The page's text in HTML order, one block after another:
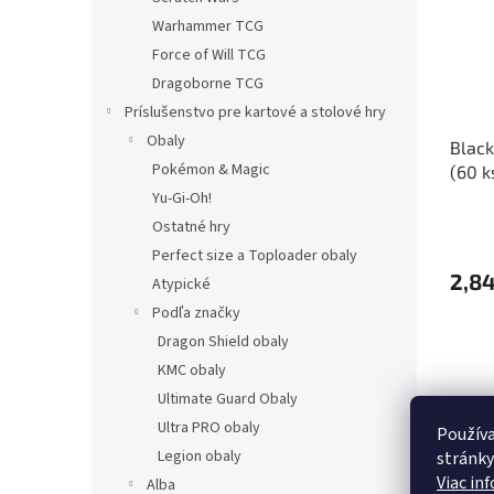
Viac
Warhammer TCG
Force of Will TCG
Dragoborne TCG
Príslušenstvo pre kartové a stolové hry
Obaly
Pokémon & Magic
Yu-Gi-Oh!
Ostatné hry
Perfect size a Toploader obaly
Atypické
Podľa značky
Dragon Shield obaly
KMC obaly
Ultimate Guard Obaly
Ultra PRO obaly
Legion obaly
Alba
(60